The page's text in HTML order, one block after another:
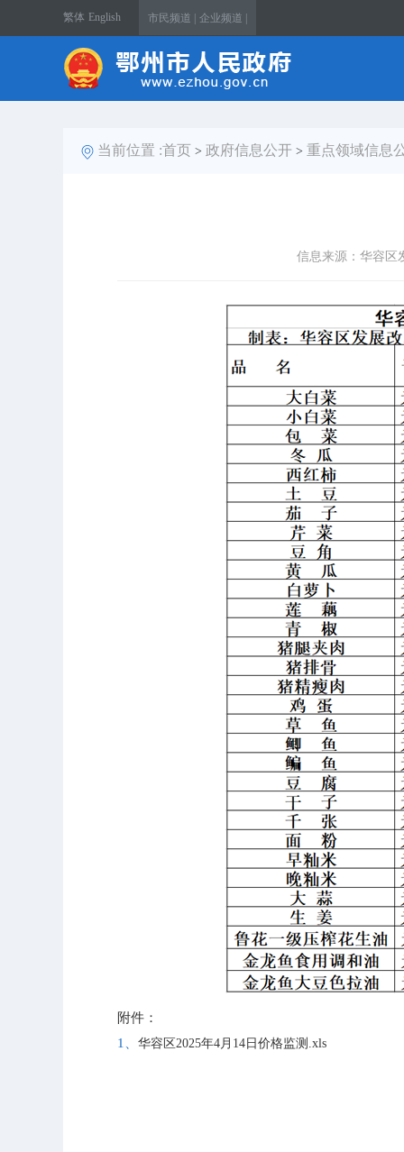
繁体 English 市民频道 | 企业频道 |
当前位置 :首页 > 政府信息公开 > 重点领域信息
信息来源：华容区
附件：
1、 华容区2025年4月14日价格监测.xls